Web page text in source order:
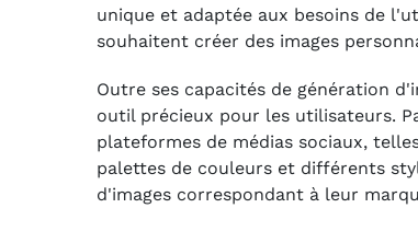
unique et adaptée aux besoins de
souhaitent créer des images
Outre ses capacités de génération
outil précieux pour les utilisateurs.
plateformes de médias sociaux,
palettes de couleurs et différents
d'images correspondant à leur